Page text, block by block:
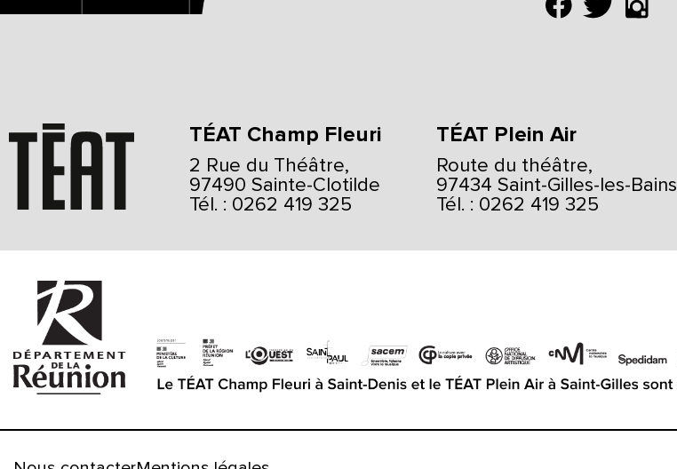
TÉAT Champ Fleuri
2 Rue du Théâtre,
97490 Sainte-Clotilde
Tél. : 0262 419 325
TÉAT Plein Air
Route du théâtre,
97434 Saint-Gilles-les-Bains
Tél. : 0262 419 325